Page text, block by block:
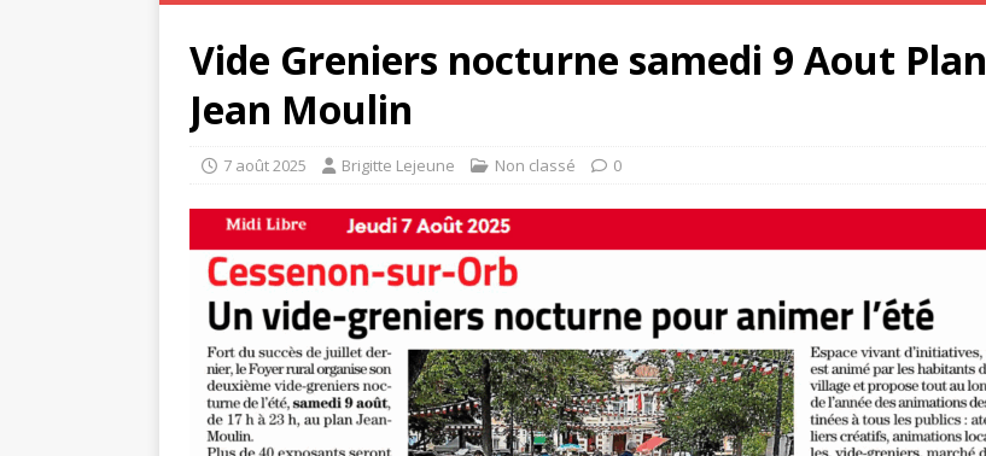
Vide Greniers nocturne samedi 9 Aout Plan
Jean Moulin
7 août 2025 Brigitte Lejeune Non classé 0